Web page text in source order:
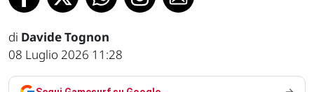
di Davide Tognon
08 Luglio 2026 11:28